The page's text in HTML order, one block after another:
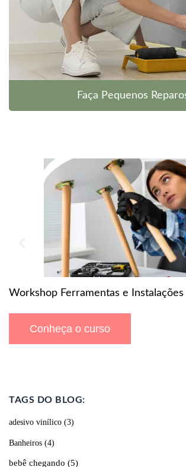
Faça Pequenos
Workshop Ferramentas e Instalações
Conheça o curso
TAGS DO BLOG:
adesivo vinílico (3)
Banheiros (4)
bebê chegando (5)